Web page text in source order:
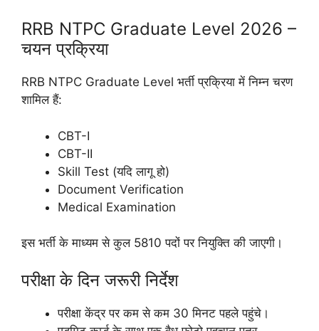
RRB NTPC Graduate Level 2026 –
चयन प्रक्रिया
RRB NTPC Graduate Level भर्ती प्रक्रिया में निम्न चरण
शामिल हैं:
CBT-I
CBT-II
Skill Test (यदि लागू हो)
Document Verification
Medical Examination
इस भर्ती के माध्यम से कुल 5810 पदों पर नियुक्ति की जाएगी।
परीक्षा के दिन जरूरी निर्देश
परीक्षा केंद्र पर कम से कम 30 मिनट पहले पहुंचे।